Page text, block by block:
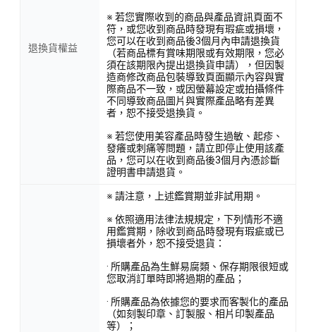
退換貨權益
※ 若您實際收到的商品與產品資訊頁面不
符，或您收到商品時發現有瑕疵或損壞，
您可以在收到商品後3個月內申請退換貨
（若商品標有賞味期限或有效期限，您必
須在該期限內提出退換貨申請），但因製
造商修改商品包裝導致頁面顯示內容與實
際商品不一致，或因螢幕設定或拍攝條件
不同導致商品圖片與實際產品略有差異
者，恕不接受退換貨。
※ 若您使用美容產品時發生過敏、起疹、
發癢或刺痛等問題，請立即停止使用該產
品，您可以在收到商品後3個月內憑診斷
證明書申請退貨。
※ 請注意，上述鑑賞期並非試用期。
※ 依照適用法律法規規定，下列情形不適
用鑑賞期，除收到商品時發現有瑕疵或已
損壞者外，恕不接受退貨：
· 所購產品為生鮮易腐類、保存期限很短或
您取消訂單時即將過期的產品；
· 所購產品為依據您的要求而客製化的產品
（如刻製印章、訂製服、相片印製產品
等）；